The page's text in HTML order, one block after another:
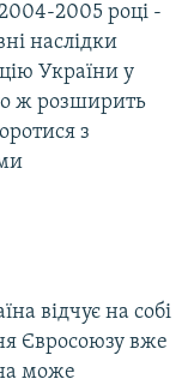
2005 році -
наслідки
України у
ж розширить
з
відчує на собі
Євросоюзу вже
може